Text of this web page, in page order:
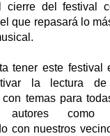
cierre del festival
que repasará lo
tener este festival
la lectura
con temas para
como
con nuestros